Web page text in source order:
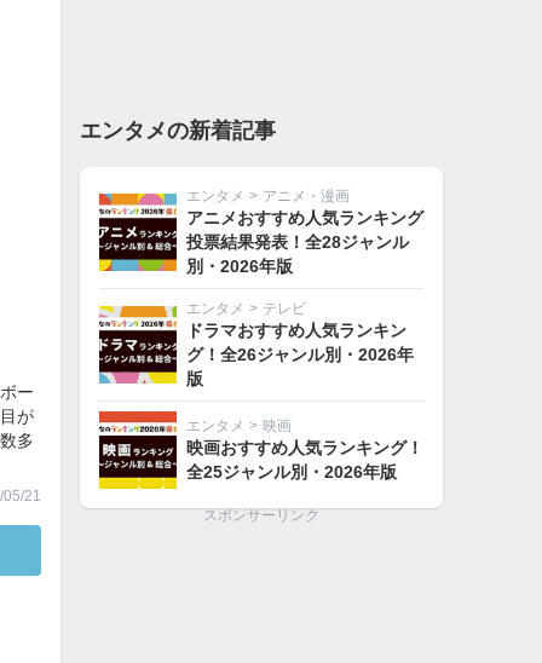
ー
が
多
05/21
エンタメの新着記事
エンタメ > アニメ・漫画
アニメおすすめ人気ランキング
投票結果発表！全28ジャンル
別・2026年版
エンタメ > テレビ
ドラマおすすめ人気ランキン
グ！全26ジャンル別・2026年
版
エンタメ > 映画
映画おすすめ人気ランキング！
全25ジャンル別・2026年版
スポンサーリンク